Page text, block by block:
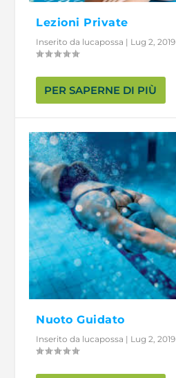
Lezioni Private
Inserito da lucapossa | Lug 2, 2019
PER SAPERNE DI PIÙ
Nuoto Guidato
Inserito da lucapossa | Lug 2, 2019